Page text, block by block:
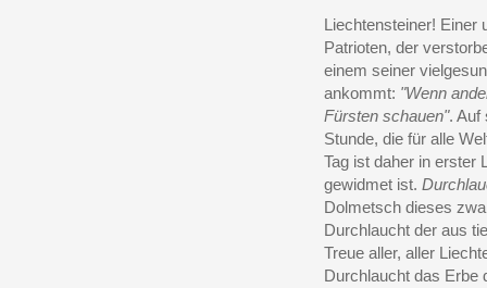
Liechtensteiner! Einer
Patrioten, der
einem seiner
ankommt: "Wenn
Fürsten schauen". Auf
Stunde, die für alle
Tag ist daher in erster
gewidmet ist.
Dolmetsch dieses
Durchlaucht der aus
Treue aller, aller
Durchlaucht das Erbe